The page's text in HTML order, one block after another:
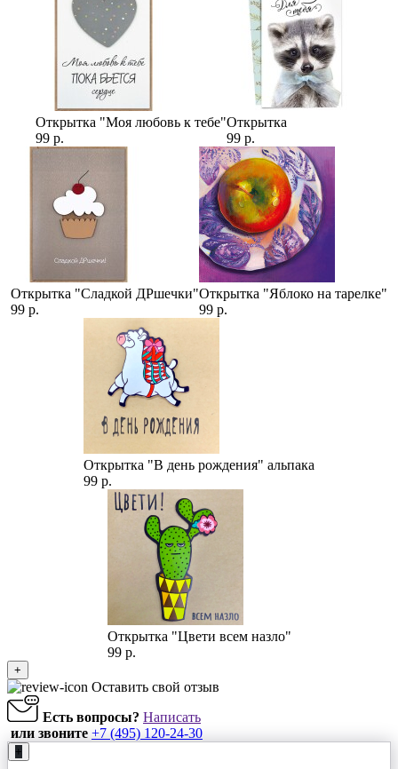
Открытка "Моя любовь к тебе"
99 р.
Открытка
99 р.
Открытка "Сладкой ДРшечки"
99 р.
Открытка "Яблоко на тарелке"
99 р.
Открытка "В день рождения" альпака
99 р.
Открытка "Цвети всем назло"
99 р.
+
Оставить свой отзыв
Есть вопросы? Написать
или звоните +7 (495) 120-24-30
+